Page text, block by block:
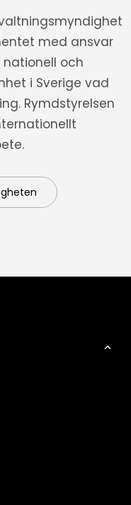
med ansvar
och
i Sverige vad
Rymdstyrelsen